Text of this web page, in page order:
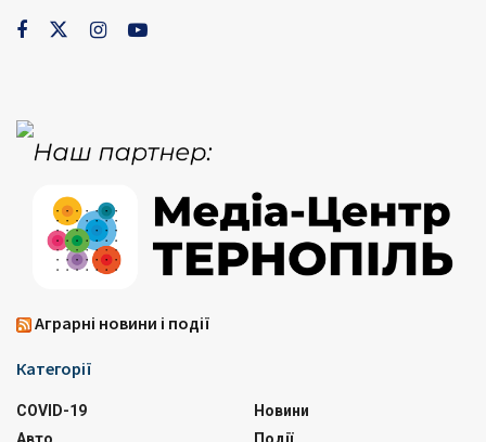
Аграрні новини і події
Категорії
COVID-19
Авто
Новини
Події